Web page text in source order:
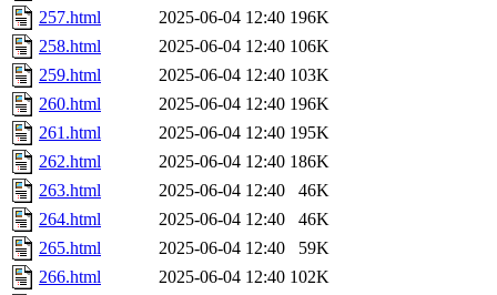
257.html
2025-06-04 12:40 196K
258.html
2025-06-04 12:40 106K
259.html
2025-06-04 12:40 103K
260.html
2025-06-04 12:40 196K
261.html
2025-06-04 12:40 195K
262.html
2025-06-04 12:40 186K
263.html
2025-06-04 12:40
46K
264.html
2025-06-04 12:40
46K
265.html
2025-06-04 12:40
59K
266.html
2025-06-04 12:40 102K